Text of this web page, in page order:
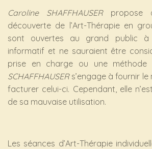
Caroline SHAFFHAUSERpropose
découverte de l’Art-Thérapie en
sont ouvertes au grand public à
informatif et ne sauraient être
prise en charge ou une méthode
SCHAFFHAUSERs’engage à fournir le
facturer celui-ci. Cependant, elle
de sa mauvaise utilisation.
Les séances d’Art-Thérapie